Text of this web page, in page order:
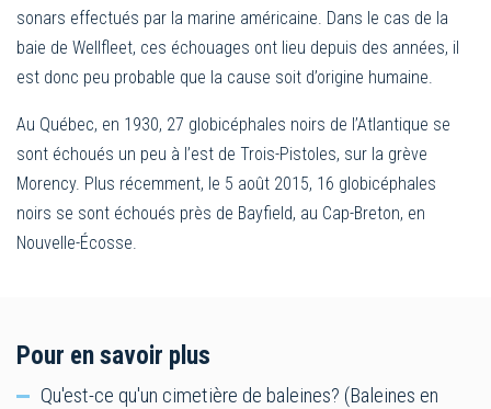
sonars effectués par la marine américaine. Dans le cas de la
baie de Wellfleet, ces échouages ont lieu depuis des années, il
est donc peu probable que la cause soit d’origine humaine.
Au Québec, en 1930, 27 globicéphales noirs de l’Atlantique se
sont échoués un peu à l’est de Trois-Pistoles, sur la grève
Morency. Plus récemment, le 5 août 2015, 16 globicéphales
noirs se sont échoués près de Bayfield, au Cap-Breton, en
Nouvelle-Écosse.
Pour en savoir plus
Qu'est-ce qu'un cimetière de baleines? (Baleines en